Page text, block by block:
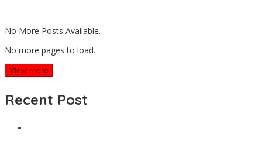
No More Posts Available.
No more pages to load.
View More
Recent Post